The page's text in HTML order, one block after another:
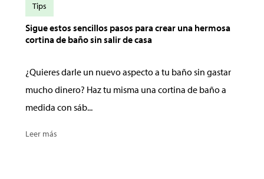
Sigue estos sencillos pasos para crear una hermosa
cortina de baño sin salir de casa
¿Quieres darle un nuevo aspecto a tu baño sin gastar
mucho dinero? Haz tu misma una cortina de baño a
medida con sáb...
Leer más
Tips